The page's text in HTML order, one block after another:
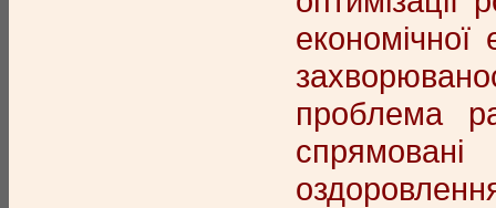
проблема